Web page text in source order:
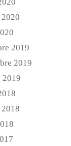
2019
2019
2019